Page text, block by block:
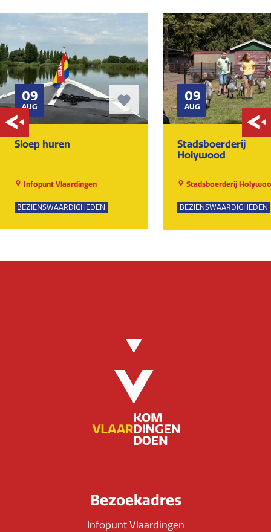
09
AUG
Sloep huren
Infopunt Vlaardingen
BEZIENSWAARDIGHEDEN
09
AUG
Stadsboerderij
Holywood
Stadsboerderij
BEZIENSWAARDIGHEDEN
Bezoekadres
Infopunt Vlaardingen